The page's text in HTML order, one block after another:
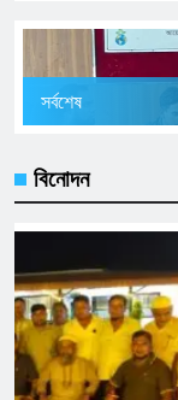
সর্বশেষ
বিনোদন